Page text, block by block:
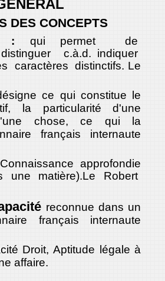
DES CONCEPTS
: qui permet de
c.à.d. indiquer
caractères distinctifs. Le
ce qui constitue le
, la particularité d'une
'une chose,ce qui
la
français internaute
approfondie
une matière).Le Robert
reconnue dans un
français internaute
Droit, Aptitude légale à
affaire.